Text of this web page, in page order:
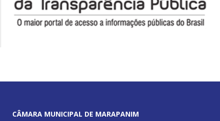
CÂMARA MUNICIPAL DE MARAPANIM